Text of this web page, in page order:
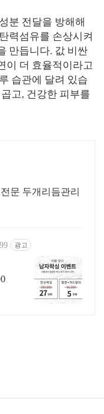
분 전달을 방해해
력섬유를 손상시켜
만듭니다. 값 비싼
이 더 효율적이라고
습관에 달려 있습
고, 건강한 피부를
문 두개리듬관리
광고